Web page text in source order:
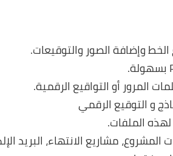
المرور أو التواقيع الرقمية.
و التوقيع الرقمي
الملفات.